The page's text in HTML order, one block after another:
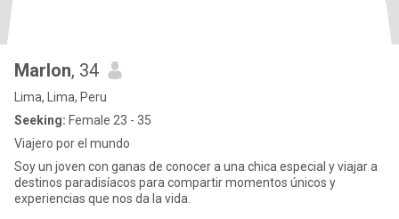
Marlon, 34
Lima, Lima, Peru
Seeking: Female 23 - 35
Viajero por el mundo
Soy un joven con ganas de conocer a una chica especial y viajar a
destinos paradisíacos para compartir momentos únicos y
experiencias que nos da la vida.